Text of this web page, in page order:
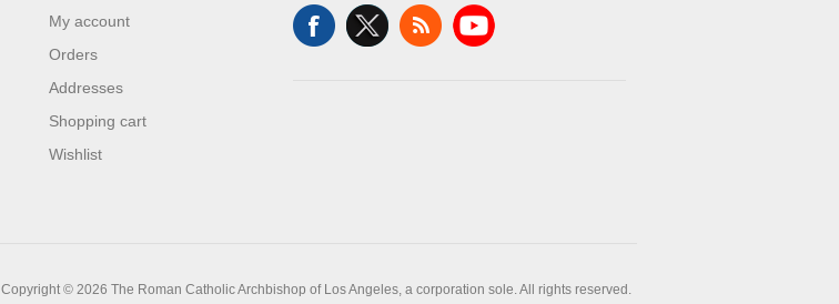
My account
Orders
Addresses
Shopping cart
Wishlist
Copyright © 2026 The Roman Catholic Archbishop of Los Angeles, a corporation sole. All rights reserved.